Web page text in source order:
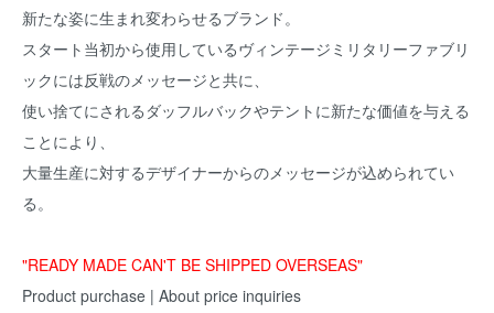
新たな姿に生まれ変わらせるブランド。
スタート当初から使用しているヴィンテージミリタリーファブリ
ックには反戦のメッセージと共に、
使い捨てにされるダッフルバックやテントに新たな価値を与える
ことにより、
大量生産に対するデザイナーからのメッセージが込められてい
る。
"READY MADE CAN'T BE SHIPPED OVERSEAS"
Product purchase | About price inquiries